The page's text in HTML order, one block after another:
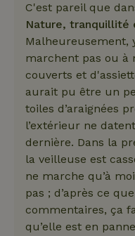
C'est pareil que
Nature, tranquillité
Malheureusement,
marchent pas ou à
couverts et
aurait pu être un
toiles d’araignées
l’extérieur ne
dernière. Dans la
la veilleuse est
ne marche qu’à
pas ; d’après ce
commentaires, ça
qu’elle est en